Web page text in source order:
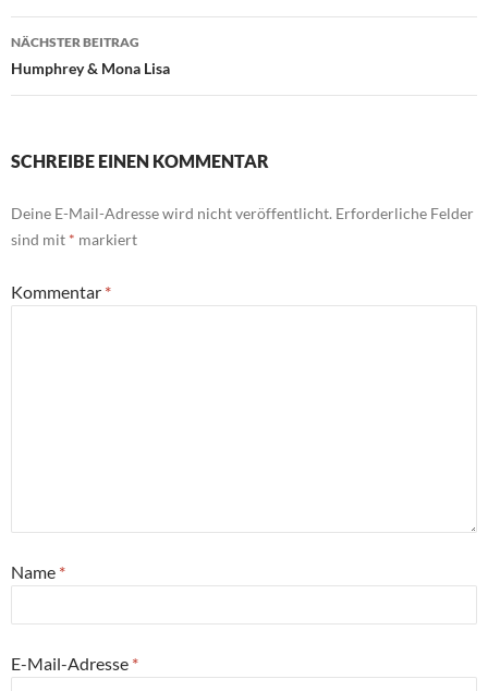
NÄCHSTER BEITRAG
Humphrey & Mona Lisa
SCHREIBE EINEN KOMMENTAR
Deine E-Mail-Adresse wird nicht veröffentlicht. Erforderliche Felder
sind mit * markiert
Kommentar *
Name *
E-Mail-Adresse *